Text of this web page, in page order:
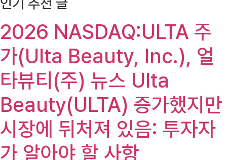
2026 NASDAQ:ULTA 주
가(Ulta Beauty, Inc.), 얼
타뷰티(주) 뉴스 Ulta
Beauty(ULTA) 증가했지만
시장에 뒤처져 있음: 투자자
가 알아야 할 사항